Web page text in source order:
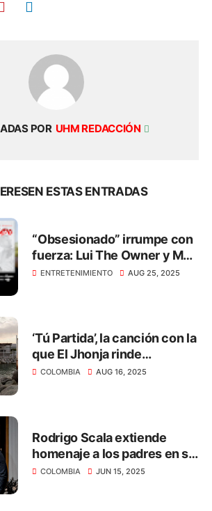
POR UHM REDACCIÓN
ESTAS ENTRADAS
“Obsesionado” irrumpe con
fuerza: Lui The Owner y MB
El Mallo
ENTRETENIMIENTO AUG 25, 2025
‘Tú Partida’, la canción con la
que El Jhonja rinde
homenaje a los que ya no
COLOMBIA AUG 16, 2025
Rodrigo Scala extiende
homenaje a los padres en su
díaCOLOMBIA JUN 15, 2025